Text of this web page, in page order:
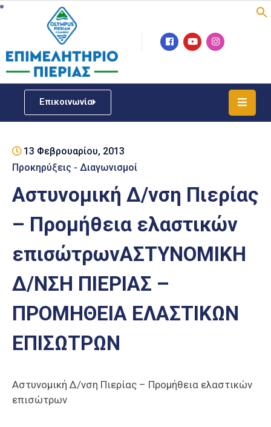
Επικοινωνία
Επιμελητήριο
Νέα
ΓΕΜΗ
Υποστήριξη
Έκθεση
Παραδοσιακών
Επαγγελμάτων
Έκθεση
ΕΒΕΠ-
ΚΜ
13 Φεβρουαρίου, 2013
Προκηρύξεις - Διαγωνισμοί
Αστυνομική Δ/νση Πιερίας
– Προμήθεια ελαστικών
επισώτρωνΑΣΤΥΝΟΜΙΚΗ
Δ/ΝΣΗ ΠΙΕΡΙΑΣ –
ΠΡΟΜΗΘΕΙΑ ΕΛΑΣΤΙΚΩΝ
ΕΠΙΣΩΤΡΩΝ
Αστυνομική Δ/νση Πιερίας – Προμήθεια ελαστικών
επισώτρων